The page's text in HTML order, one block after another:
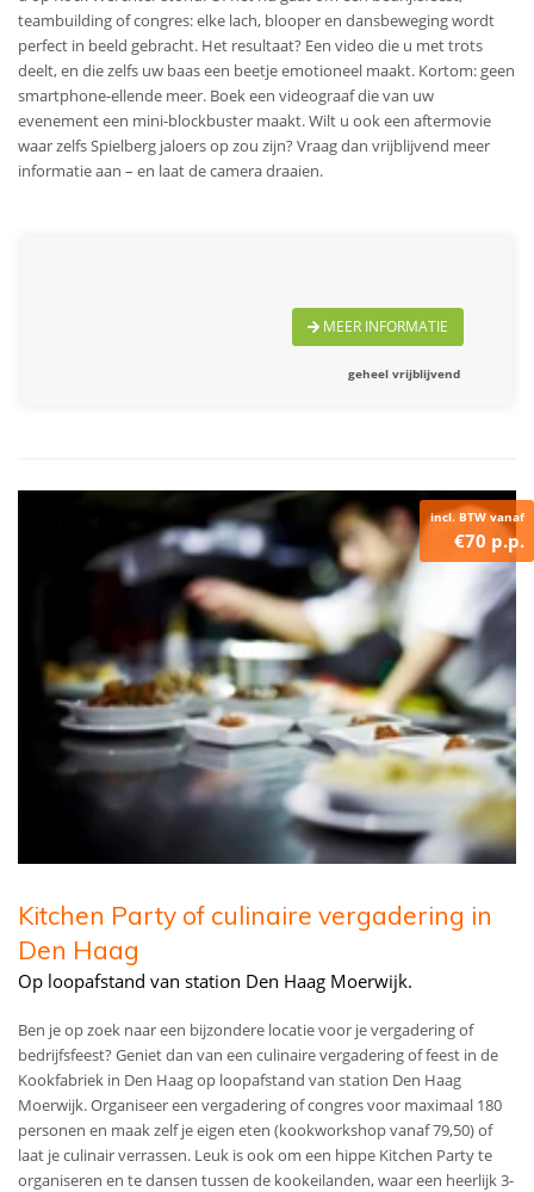
teambuilding of congres: elke lach, blooper en dansbeweging wordt
perfect in beeld gebracht. Het resultaat? Een video die u met trots
deelt, en die zelfs uw baas een beetje emotioneel maakt. Kortom: geen
smartphone-ellende meer. Boek een videograaf die van uw
evenement een mini-blockbuster maakt. Wilt u ook een aftermovie
waar zelfs Spielberg jaloers op zou zijn? Vraag dan vrijblijvend meer
informatie aan – en laat de camera draaien.
MEER INFORMATIE
geheel vrijblijvend
incl. BTW vanaf
€70 p.p.
Kitchen Party of culinaire vergadering in
Den Haag
Op loopafstand van station Den Haag Moerwijk.
Ben je op zoek naar een bijzondere locatie voor je vergadering of
bedrijfsfeest? Geniet dan van een culinaire vergadering of feest in de
Kookfabriek in Den Haag op loopafstand van station Den Haag
Moerwijk. Organiseer een vergadering of congres voor maximaal 180
personen en maak zelf je eigen eten (kookworkshop vanaf 79,50) of
laat je culinair verrassen. Leuk is ook om een hippe Kitchen Party te
organiseren en te dansen tussen de kookeilanden, waar een heerlijk 3-